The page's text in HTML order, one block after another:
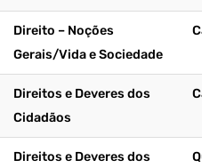
Direito – Noções
Gerais/Vida e Sociedade
Direitos e Deveres dos
Cidadãos
Direitos e Deveres dos